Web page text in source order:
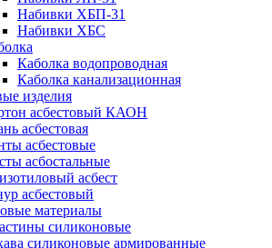
Набивки ХБП-31
Набивки ХБС
Каболка водопроводная
Каболка канализационная
изделия
асбестовый КАОН
асбестовая
асбестовые
асбостальные
асбеcт
асбестовый
материалы
силиконовые
силиконовые армированные